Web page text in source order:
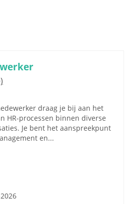
draag je bij aan het
HR-processen binnen diverse
Je bent het aanspreekpunt
en...